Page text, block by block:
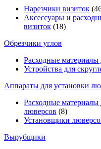
Нарезчики визиток
Аксессуары и
визиток (18)
Обрезчики углов
Расходные материалы
Устройства для
Аппараты для установки
Расходные материалы
люверсов (8)
Установщики
Вырубщики